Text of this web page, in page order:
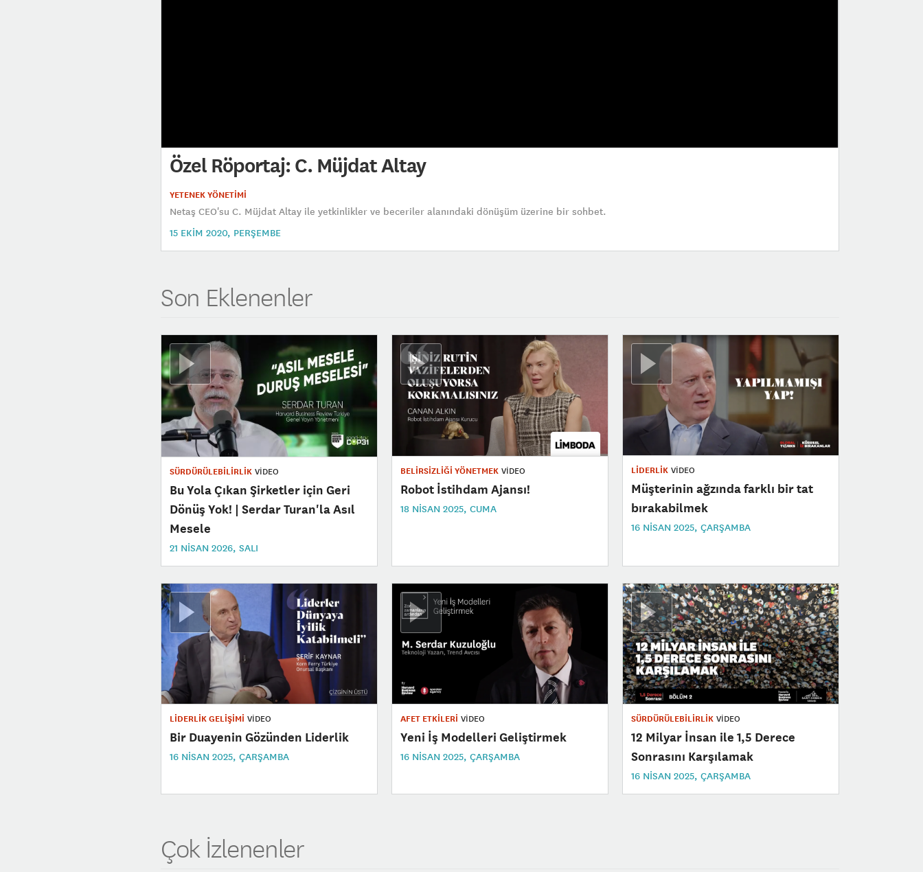
Özel Röportaj: C. Müjdat Altay
YETENEK YÖNETİMİ
Netaş CEO'su C. Müjdat Altay ile yetkinlikler ve beceriler alanındaki dönüşüm üzerine bir sohbet.
15 EKIM 2020, PERŞEMBE
Son Eklenenler
SÜRDÜRÜLEBİLİRLİK VİDEO
Bu Yola Çıkan Şirketler için Geri
Dönüş Yok! | Serdar Turan'la Asıl
Mesele
21 NISAN 2026, SALI
BELİRSİZLİĞİ YÖNETMEK VİDEO
Robot İstihdam Ajansı!
18 NISAN 2025, CUMA
LİDERLİK VİDEO
Müşterinin ağzında farklı bir tat
bırakabilmek
16 NISAN 2025, ÇARŞAMBA
LİDERLİK GELİŞİMİ VİDEO
Bir Duayenin Gözünden Liderlik
16 NISAN 2025, ÇARŞAMBA
AFET ETKİLERİ VİDEO
Yeni İş Modelleri Geliştirmek
16 NISAN 2025, ÇARŞAMBA
SÜRDÜRÜLEBİLİRLİK VİDEO
12 Milyar İnsan ile 1,5 Derece
Sonrasını Karşılamak
16 NISAN 2025, ÇARŞAMBA
Çok İzlenenler